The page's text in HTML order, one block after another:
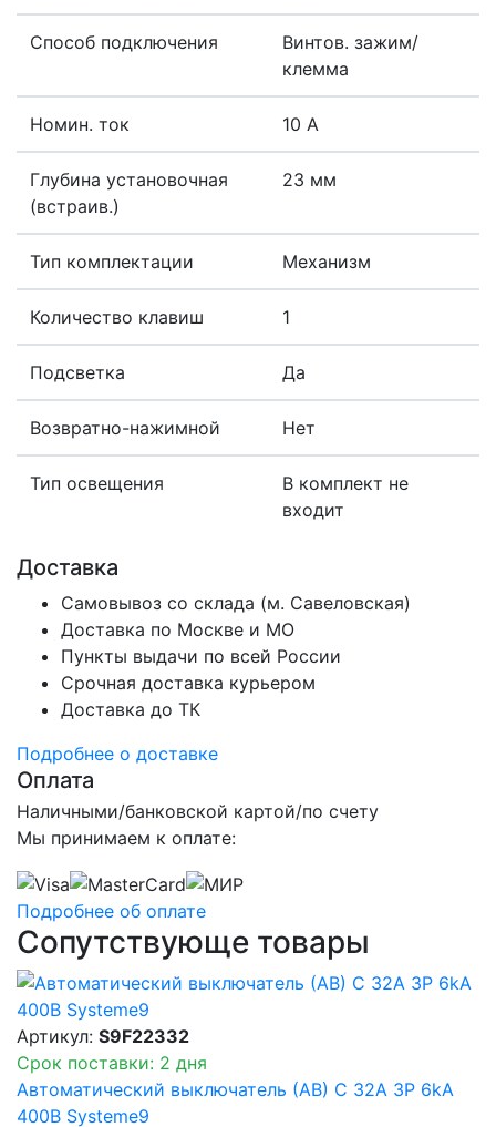
Способ подключения
Винтов. зажим/
клемма
Номин. ток 10 А
Глубина установочная
(встраив.)
23 мм
Тип комплектации Механизм
Количество клавиш 1
Подсветка Да
Возвратно-нажимной Нет
Тип освещения
В комплект не
входит
Доставка
Самовывоз со склада (м. Савеловская)
Доставка по Москве и МО
Пункты выдачи по всей России
Срочная доставка курьером
Доставка до ТК
Подробнее о доставке
Оплата
Наличными/банковской картой/по счету
Мы принимаем к оплате:
Подробнее об оплате
Сопутствующе товары
Артикул: S9F22332
Срок поставки: 2 дня
Автоматический выключатель (АВ) C 32A 3P 6kA
400В Systeme9